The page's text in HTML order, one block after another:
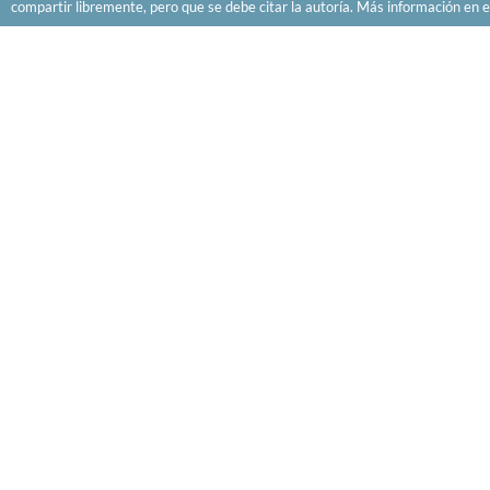
compartir libremente, pero que se debe citar la autoría. Más información en